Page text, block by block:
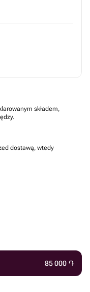
składem,
dostawą, wtedy
85 000 ֏